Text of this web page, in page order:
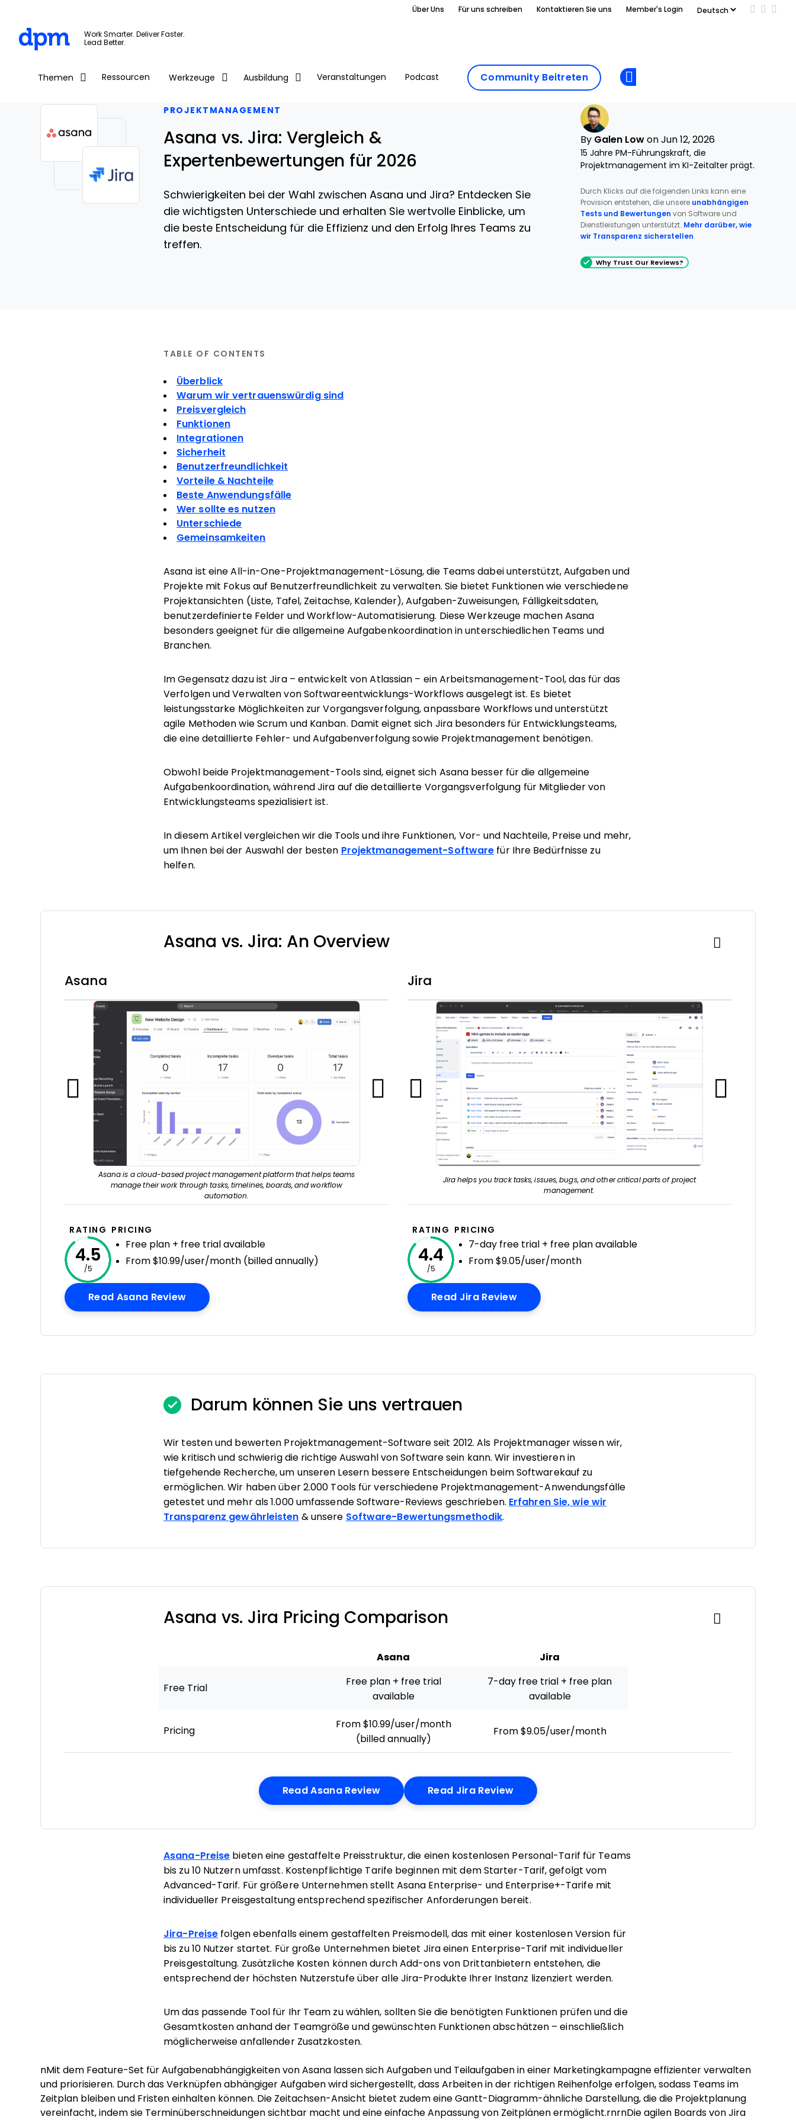
Skip to main content
Über Uns Für uns schreiben Kontaktieren Sie uns Member's Login Add us
Follow
Work Smarter. Deliver Faster.
Lead Better.
Themen Ressourcen Werkzeuge Ausbildung Veranstaltungen Podcast Community Beitreten
PROJEKTMANAGEMENT
Asana vs. Jira: Vergleich &
Expertenbewertungen für 2026
Schwierigkeiten bei der Wahl zwischen Asana und Jira? Entdecken Sie
die wichtigsten Unterschiede und erhalten Sie wertvolle Einblicke, um
die beste Entscheidung für die Effizienz und den Erfolg Ihres Teams zu
treffen.
By Galen Low on Jun 12, 2026
15 Jahre PM-Führungskraft, die
Projektmanagement im KI-Zeitalter prägt.
Durch Klicks auf die folgenden Links kann eine
Provision entstehen, die unsere unabhängigen
Tests und Bewertungen von Software und
Dienstleistungen unterstützt. Mehr darüber, wie
wir Transparenz sicherstellen.
Why Trust Our Reviews?
TABLE OF CONTENTS
Überblick
Warum wir vertrauenswürdig sind
Preisvergleich
Funktionen
Integrationen
Sicherheit
Benutzerfreundlichkeit
Vorteile & Nachteile
Beste Anwendungsfälle
Wer sollte es nutzen
Unterschiede
Gemeinsamkeiten
Asana ist eine All-in-One-Projektmanagement-Lösung, die Teams dabei unterstützt, Aufgaben und
Projekte mit Fokus auf Benutzerfreundlichkeit zu verwalten. Sie bietet Funktionen wie verschiedene
Projektansichten (Liste, Tafel, Zeitachse, Kalender), Aufgaben-Zuweisungen, Fälligkeitsdaten,
benutzerdefinierte Felder und Workflow-Automatisierung. Diese Werkzeuge machen Asana
besonders geeignet für die allgemeine Aufgabenkoordination in unterschiedlichen Teams und
Branchen.
Im Gegensatz dazu ist Jira – entwickelt von Atlassian – ein Arbeitsmanagement-Tool, das für das
Verfolgen und Verwalten von Softwareentwicklungs-Workflows ausgelegt ist. Es bietet
leistungsstarke Möglichkeiten zur Vorgangsverfolgung, anpassbare Workflows und unterstützt
agile Methoden wie Scrum und Kanban. Damit eignet sich Jira besonders für Entwicklungsteams,
die eine detaillierte Fehler- und Aufgabenverfolgung sowie Projektmanagement benötigen.
Obwohl beide Projektmanagement-Tools sind, eignet sich Asana besser für die allgemeine
Aufgabenkoordination, während Jira auf die detaillierte Vorgangsverfolgung für Mitglieder von
Entwicklungsteams spezialisiert ist.
In diesem Artikel vergleichen wir die Tools und ihre Funktionen, Vor- und Nachteile, Preise und mehr,
um Ihnen bei der Auswahl der besten Projektmanagement-Software für Ihre Bedürfnisse zu
helfen.
Asana vs. Jira: An Overview
Asana
Asana is a cloud-based project management platform that helps teams
manage their work through tasks, timelines, boards, and workflow
automation.
Asana’s intuitive design, templates, and mobile apps make task
management easy.
RATING
4.5
/5
PRICING
Free plan + free trial available
From $10.99/user/month (billed annually)
Read Asana ReviewOpens New Window
Jira
Jira helps you track tasks, issues, bugs, and other critical parts of project
management.
RATING
4.4
/5
PRICING
7-day free trial + free plan available
From $9.05/user/month
Read Jira ReviewOpens New Window
Darum können Sie uns vertrauen
Wir testen und bewerten Projektmanagement-Software seit 2012. Als Projektmanager wissen wir,
wie kritisch und schwierig die richtige Auswahl von Software sein kann. Wir investieren in
tiefgehende Recherche, um unseren Lesern bessere Entscheidungen beim Softwarekauf zu
ermöglichen. Wir haben über 2.000 Tools für verschiedene Projektmanagement-Anwendungsfälle
getestet und mehr als 1.000 umfassende Software-Reviews geschrieben. Erfahren Sie, wie wir
Transparenz gewährleisten & unsere Software-Bewertungsmethodik.
Asana vs. Jira Pricing Comparison
Asana Jira
Free Trial
Free plan + free trial
available
7-day free trial + free plan
available
Pricing
From $10.99/user/month
(billed annually)
From $9.05/user/month
Read Asana ReviewOpens New Window
Read Jira ReviewOpens New Window
Asana-Preise bieten eine gestaffelte Preisstruktur, die einen kostenlosen Personal-Tarif für Teams
bis zu 10 Nutzern umfasst. Kostenpflichtige Tarife beginnen mit dem Starter-Tarif, gefolgt vom
Advanced-Tarif. Für größere Unternehmen stellt Asana Enterprise- und Enterprise+-Tarife mit
individueller Preisgestaltung entsprechend spezifischer Anforderungen bereit.
Jira-Preise folgen ebenfalls einem gestaffelten Preismodell, das mit einer kostenlosen Version für
bis zu 10 Nutzer startet. Für große Unternehmen bietet Jira einen Enterprise-Tarif mit individueller
Preisgestaltung. Zusätzliche Kosten können durch Add-ons von Drittanbietern entstehen, die
entsprechend der höchsten Nutzerstufe über alle Jira-Produkte Ihrer Instanz lizenziert werden.
Um das passende Tool für Ihr Team zu wählen, sollten Sie die benötigten Funktionen prüfen und die
Gesamtkosten anhand der Teamgröße und gewünschten Funktionen abschätzen – einschließlich
möglicherweise anfallender Zusatzkosten.
nMit dem Feature-Set für Aufgabenabhängigkeiten von Asana lassen sich Aufgaben und Teilaufgaben in einer Marketingkampagne effizienter verwalten
und priorisieren. Durch das Verknüpfen abhängiger Aufgaben wird sichergestellt, dass Arbeiten in der richtigen Reihenfolge erfolgen, sodass Teams im
Zeitplan bleiben und Fristen einhalten können. Die Zeitachsen-Ansicht bietet zudem eine Gantt-Diagramm-ähnliche Darstellung, die die Projektplanung
vereinfacht, indem sie Terminüberschneidungen sichtbar macht und eine einfache Anpassung von Zeitplänen ermöglicht.rnrnDie agilen Boards von Jira